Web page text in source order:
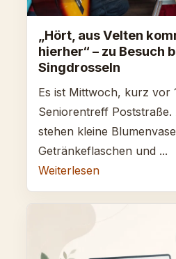
„Hört, aus Velten
hierher“ – zu Besuch
Singdrosseln
Es ist Mittwoch, kurz vor
Seniorentreff
stehen kleine
Getränkeflaschen und ...
Weiterlesen